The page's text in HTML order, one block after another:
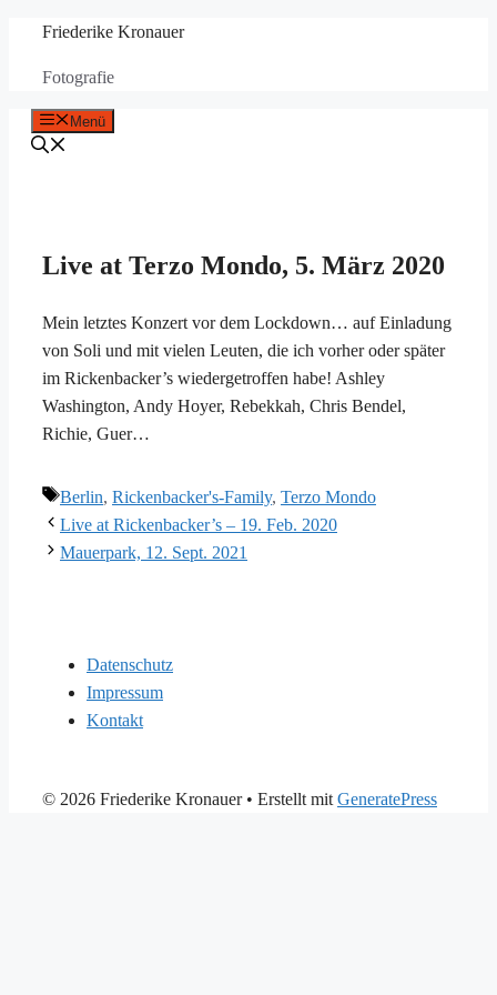
springen
Friederike Kronauer
Fotografie
Menü
Live at Terzo Mondo, 5. März 2020
Mein letztes Konzert vor dem Lockdown… auf Einladung
von Soli und mit vielen Leuten, die ich vorher oder später
im Rickenbacker’s wiedergetroffen habe! Ashley
Washington, Andy Hoyer, Rebekkah, Chris Bendel,
Richie, Guer…
Schlagwörter
Berlin, Rickenbacker's-Family, Terzo Mondo
Live at Rickenbacker’s – 19. Feb. 2020
Mauerpark, 12. Sept. 2021
Datenschutz
Impressum
Kontakt
© 2026 Friederike Kronauer• Erstellt mit GeneratePress